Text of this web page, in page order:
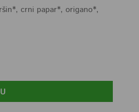
crni papar*, origano*,